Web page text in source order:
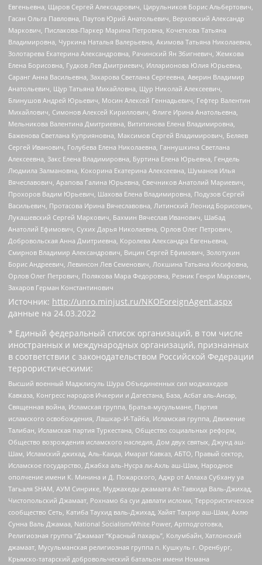
Евгеньевна, Щаров Сергей Алексадрович, Цирульников Борис Альбертович,
Гасан Ольга Павловна, Паутов Юрий Анатольевич, Верховский Александр
Маркович, Пислакова-Паркер Марина Петровна, Кочеткова Татьяна
Владимировна, Чуркина Наталья Валерьевна, Акимова Татьяна Николаевна,
Золотарева Екатерина Александровна, Рачинский Ян Збигневич, Жемкова
Елена Борисовна, Гудков Лев Дмитриевич, Илларионова Юлия Юрьевна,
Саранг Анна Васильевна, Захарова Светлана Сергеевна, Аверин Владимир
Анатольевич, Щур Татьяна Михайловна, Щур Николай Алексеевич,
Блинушов Андрей Юрьевич, Мосин Алексей Геннадьевич, Гефтер Валентин
Михайлович, Симонов Алексей Кириллович, Флиге Ирина Анатольевна,
Мельникова Валентина Дмитриевна, Вититинова Елена Владимировна,
Баженова Светлана Куприяновна, Максимов Сергей Владимирович, Беляев
Сергей Иванович, Голубева Елена Николаевна, Ганнушкина Светлана
Алексеевна, Закс Елена Владимировна, Буртина Елена Юрьевна, Гендель
Людмила Залмановна, Кокорина Екатерина Алексеевна, Шуманов Илья
Вячеславович, Арапова Галина Юрьевна, Свечников Анатолий Мариевич,
Прохоров Вадим Юрьевич, Шахова Елена Владимировна, Подузов Сергей
Васильевич, Протасова Ирина Вячеславовна, Литинский Леонид Борисович,
Лукашевский Сергей Маркович, Бахмин Вячеслав Иванович, Шабад
Анатолий Ефимович, Сухих Дарья Николаевна, Орлов Олег Петрович,
Добровольская Анна Дмитриевна, Королева Александра Евгеньевна,
Смирнов Владимир Александрович, Вицин Сергей Ефимович, Золотухин
Борис Андреевич, Левинсон Лев Семенович, Локшина Татьяна Иосифовна,
Орлов Олег Петрович, Полякова Мара Федоровна, Резник Генри Маркович,
Захаров Герман Константинович
Источник: http://unro.minjust.ru/NKOForeignAgent.aspx
данные на 24.03.2022
* Единый федеральный список организаций, в том числе
иностранных и международных организаций, признанных
в соответствии с законодательством Российской Федерации
террористическими:
Высший военный Маджлисуль Шура Объединенных сил моджахедов
Кавказа, Конгресс народов Ичкерии и Дагестана, База, Асбат аль-Ансар,
Священная война, Исламская группа, Братья-мусульмане, Партия
исламского освобождения, Лашкар-И-Тайба, Исламская группа, Движение
Талибан, Исламская партия Туркестана, Общество социальных реформ,
Общество возрождения исламского наследия, Дом двух святых, Джунд аш-
Шам, Исламский джихад, Аль-Каида, Имарат Кавказ, АБТО, Правый сектор,
Исламское государство, Джабха аль-Нусра ли-Ахль аш-Шам, Народное
ополчение имени К. Минина и Д. Пожарского, Аджр от Аллаха Субхану уа
Тагьаля SHAM, АУМ Синрике, Муджахеды джамаата Ат-Тавхида Валь-Джихад,
Чистопольский Джамаат, Рохнамо ба суи давлати исломи, Террористическое
сообщество Сеть, Катиба Таухид валь-Джихад, Хайят Тахрир аш-Шам, Ахлю
Сунна Валь Джамаа, National Socialism/White Power, Артподготовка,
Религиозная группа “Джамаат “Красный пахарь”, Колумбайн, Хатлонский
джамаат, Мусульманская религиозная группа п. Кушкуль г. Оренбург,
Крымско-татарский добровольческий батальон имени Номана